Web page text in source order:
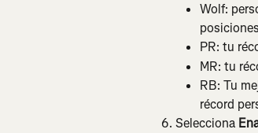
Wolf:
PR: tu
MR: tu
RB: Tu
récord
Selecciona